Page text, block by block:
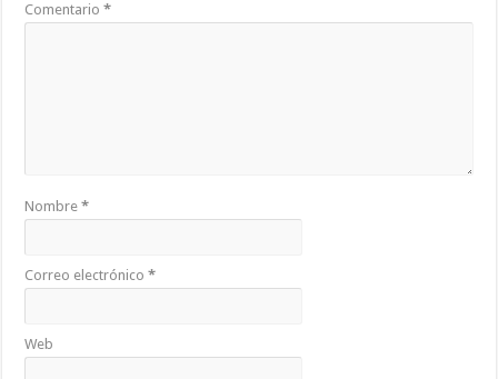
Comentario*
Nombre*
Correo electrónico*
Web